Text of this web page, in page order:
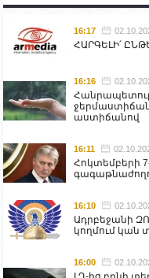
16:17
ՀԱՐԳԵԼԻ՛
16:16
աստիճանով
16:11
Հոկտեմբերի
16:10
Ադրբեջանի
կողմում կան
16:00